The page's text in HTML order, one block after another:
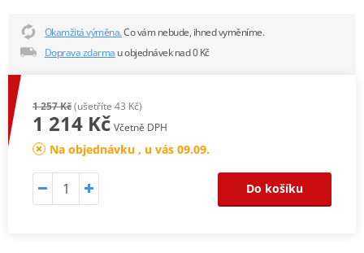
Okamžitá výměna.Co vám nebude, ihned vyměníme.
Doprava zdarma u objednávek nad 0 Kč
1 257 Kč(ušetříte 43 Kč)
1 214 Kč Včetně DPH
Na objednávku , u vás 09.09.
Do košíku